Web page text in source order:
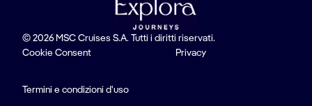
© 2026 MSC Cruises S.A. Tutti i diritti riservati.
Cookie Consent
Privacy
Termini e condizioni d'uso